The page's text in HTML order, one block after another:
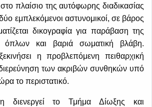
πλαίσιο της αυτόφωρης διαδικασίας
εμπλεκόμενοι αστυνομικοί, σε βάρος
δικογραφία για παράβαση της
όπλων και βαριά σωματική βλάβη.
η προβλεπόμενη πειθαρχική
διερεύνηση των ακριβών συνθηκών υπό
το περιστατικό.
διενεργεί το Τμήμα Δίωξης και